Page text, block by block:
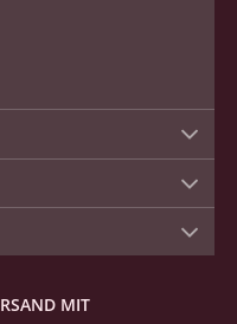
MIT